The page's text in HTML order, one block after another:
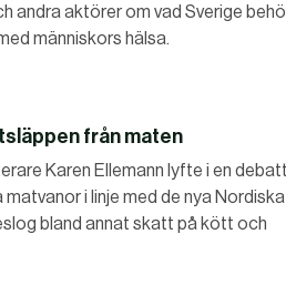
andra aktörer om vad Sverige
människors hälsa.
från maten
Karen Ellemann lyfte i en
i linje med de nya Nordiska
bland annat skatt på kött och